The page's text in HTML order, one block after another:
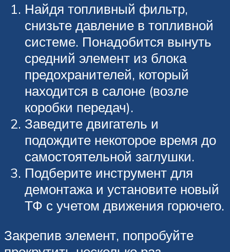
Найдя топливный фильтр,
снизьте давление в топливной
системе. Понадобится вынуть
средний элемент из блока
предохранителей, который
находится в салоне (возле
коробки передач).
Заведите двигатель и
подождите некоторое время до
самостоятельной заглушки.
Подберите инструмент для
демонтажа и установите новый
ТФ с учетом движения горючего.
Закрепив элемент, попробуйте